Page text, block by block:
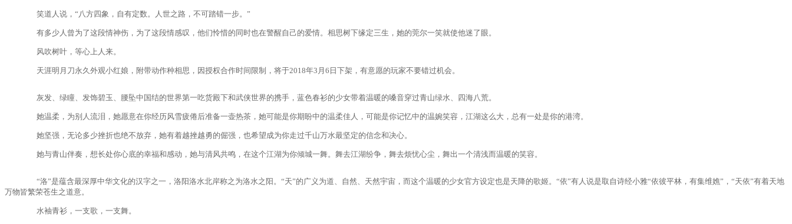
笑道人说，“八方四象，自有定数。人世之路，不可踏错一步。”
有多少人曾为了这段情神伤，为了这段情感叹，他们怜惜的同时也在警醒自己的爱情。相思树下缘定三生，她的莞尔一笑就使他迷了眼。
风吹树叶，等心上人来。
天涯明月刀永久外观小红娘，附带动作种相思，因授权合作时间限制，将于2018年3月6日下架，有意愿的玩家不要错过机会。
灰发、绿瞳、发饰碧玉、腰坠中国结的世界第一吃货殿下和武侠世界的携手，蓝色春衫的少女带着温暖的嗓音穿过青山绿水、四海八荒。
她温柔，为别人流泪，她愿意在你经历风雪疲倦后准备一壶热茶，她可能是你期盼中的温柔佳人，可能是你记忆中的温婉笑容，江湖这么大，总有一处是你的港湾。
她坚强，无论多少挫折也绝不放弃，她有着越挫越勇的倔强，也希望成为你走过千山万水最坚定的信念和决心。
她与青山伴奏，想长处你心底的幸福和感动，她与清风共鸣，在这个江湖为你倾城一舞。舞去江湖纷争，舞去烦忧心尘，舞出一个清浅而温暖的笑容。
“洛”是蕴含最深厚中华文化的汉字之一，洛阳洛水北岸称之为洛水之阳。“天”的广义为道、自然、天然宇宙，而这个温暖的少女官方设定也是天降的歌姬。“依”有人说是取自诗经小雅“依彼平林，有集维嫶”，“天依”有着天地
万物皆繁荣苍生之道意。
水袖青衫，一支歌，一支舞。